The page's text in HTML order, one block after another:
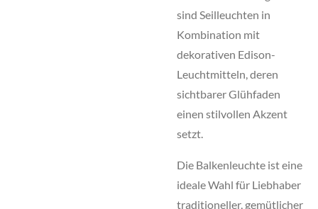
sind Seilleuchten in
Kombination mit
dekorativen Edison-
Leuchtmitteln, deren
sichtbarer Glühfaden
einen stilvollen Akzent
setzt.
Die Balkenleuchte ist eine
ideale Wahl für Liebhaber
traditioneller, gemütlicher